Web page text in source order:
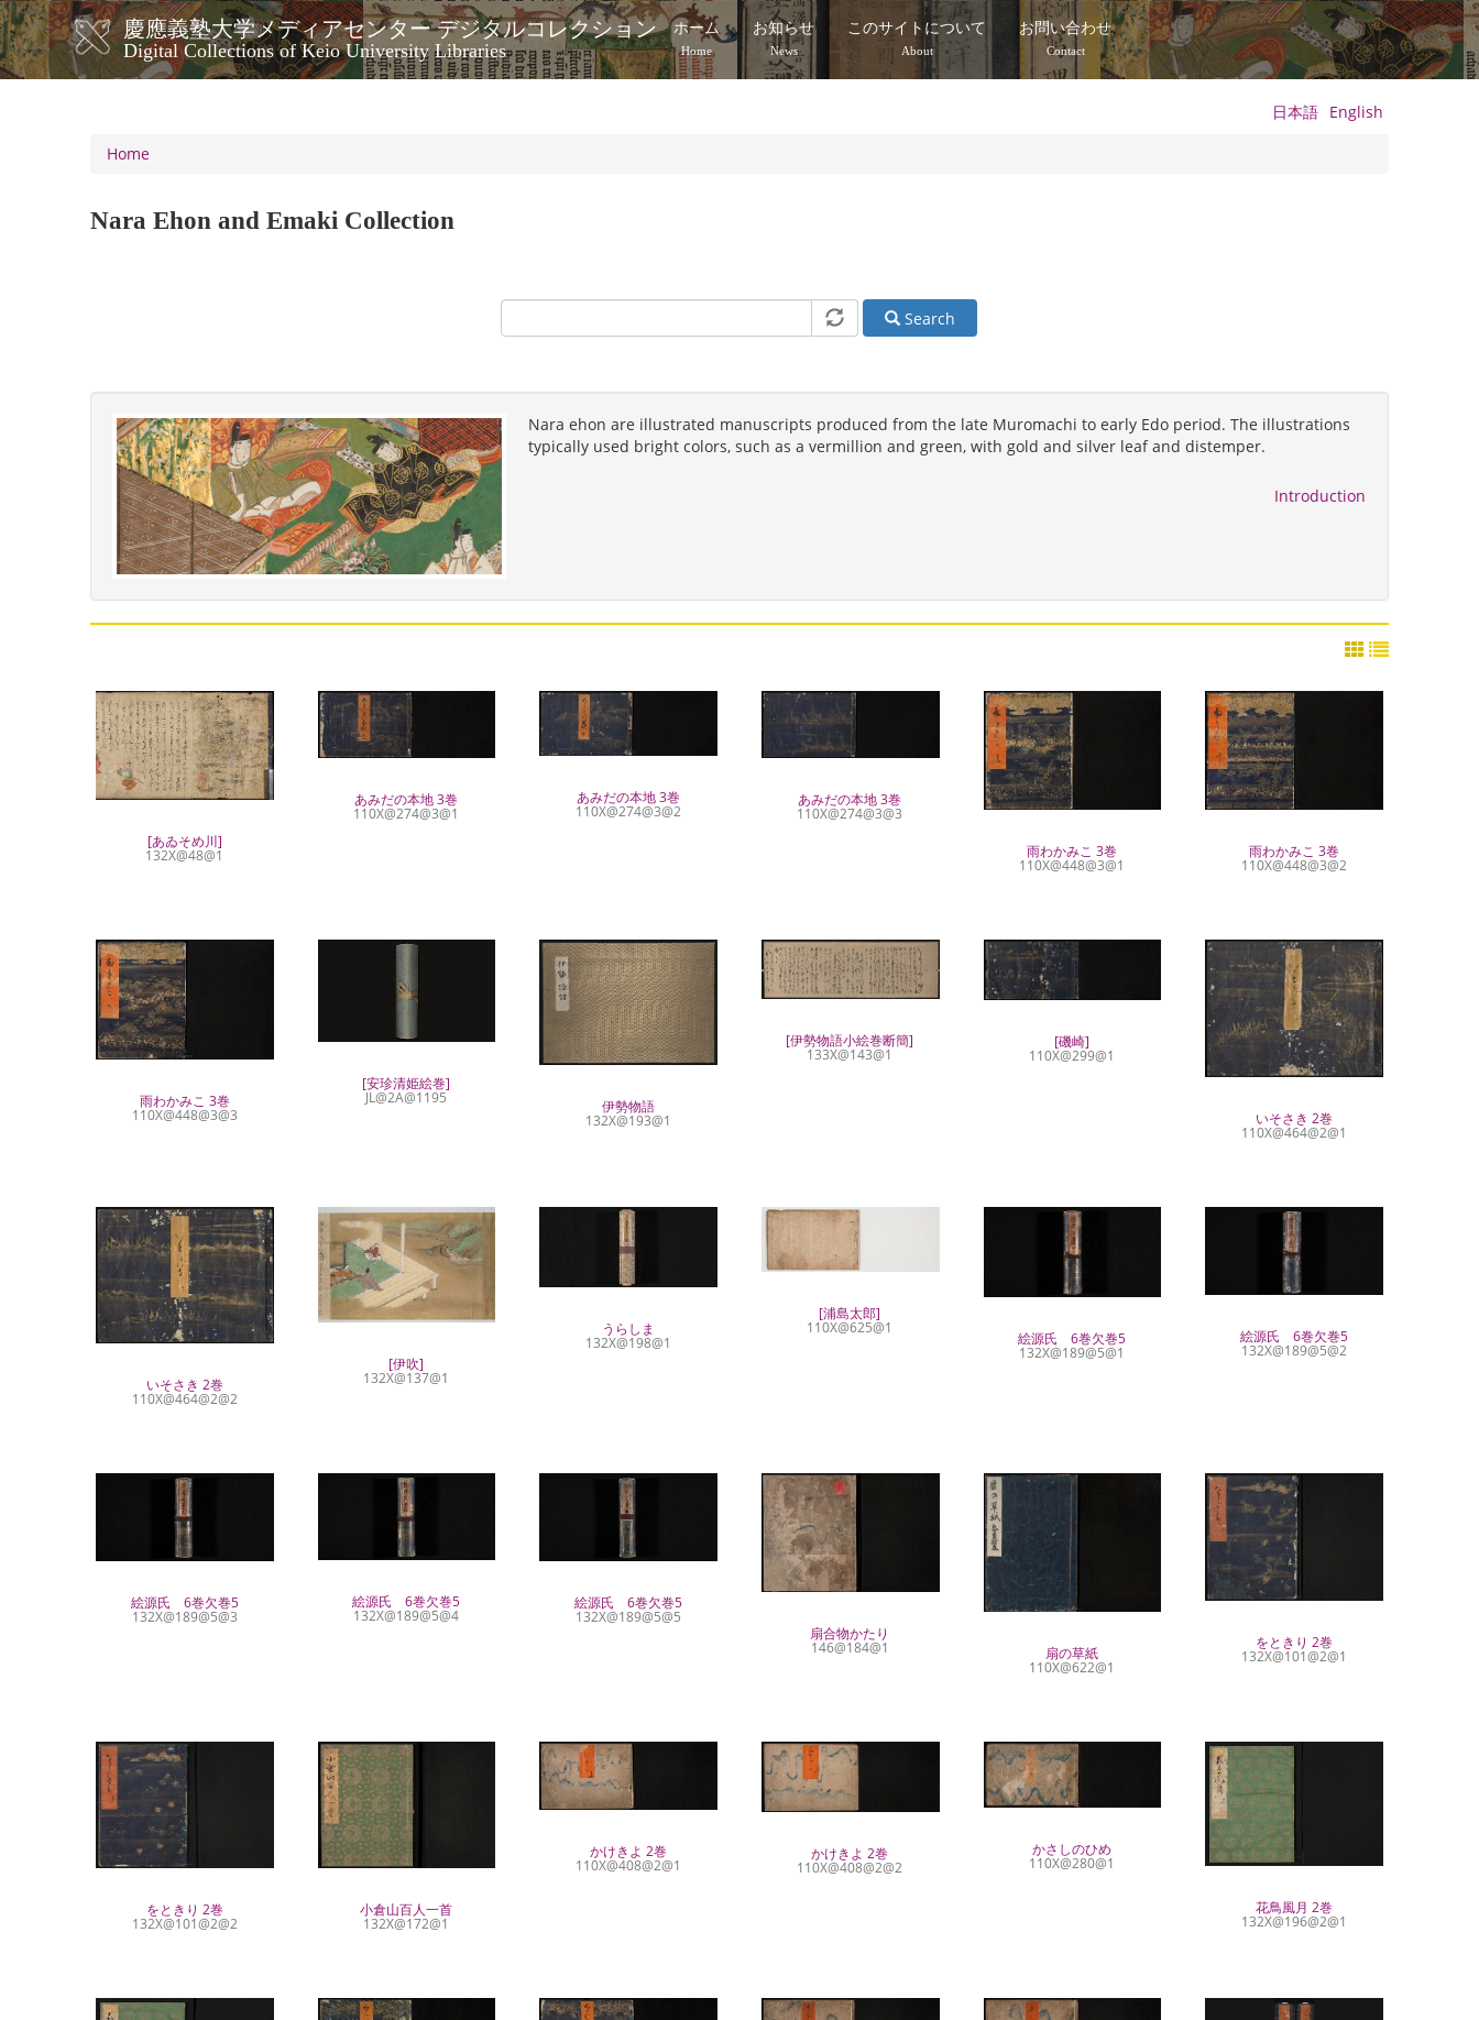
Skip
to
main
content
慶應義塾大学メディアセンター デジタルコレクション
Digital Collections of Keio University Libraries
メ
イ
ビ
シ
ホーム
Home
お知らせ
News
このサイトについて
About
お問い合わせ
Contact
日本語 English
Home
Nara Ehon and Emaki Collection
Search
Nara ehon are illustrated manuscripts produced from the late Muromachi to early Edo period. The illustrations
typically used bright colors, such as a vermillion and green, with gold and silver leaf and distemper.
Introduction
[あゐそめ川]
132X@48@1
あみだの本地 3巻
110X@274@3@1
あみだの本地 3巻
110X@274@3@2
あみだの本地 3巻
110X@274@3@3
雨わかみこ 3巻
110X@448@3@1
雨わかみこ 3巻
110X@448@3@2
雨わかみこ 3巻
110X@448@3@3
[安珍清姫絵巻]
JL@2A@1195 伊勢物語
132X@193@1
[伊勢物語小絵巻断簡]
133X@143@1
[磯崎]
110X@299@1
いそさき 2巻
110X@464@2@1
いそさき 2巻
110X@464@2@2
[伊吹]
132X@137@1
うらしま
132X@198@1
[浦島太郎]
110X@625@1
絵源氏 6巻欠巻5
132X@189@5@1
絵源氏 6巻欠巻5
132X@189@5@2
絵源氏 6巻欠巻5
132X@189@5@3
絵源氏 6巻欠巻5
132X@189@5@4
絵源氏 6巻欠巻5
132X@189@5@5
扇合物かたり
146@184@1 扇の草紙
110X@622@1
をときり 2巻
132X@101@2@1
をときり 2巻
132X@101@2@2
小倉山百人一首
132X@172@1
かけきよ 2巻
110X@408@2@1
かけきよ 2巻
110X@408@2@2
かさしのひめ
110X@280@1
花鳥風月 2巻
132X@196@2@1